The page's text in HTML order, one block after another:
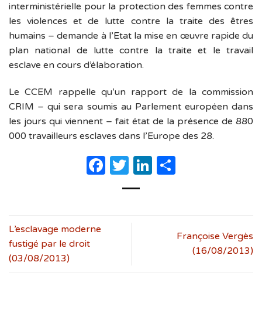
interministérielle pour la protection des femmes contre
les violences et de lutte contre la traite des êtres
humains – demande à l’Etat la mise en œuvre rapide du
plan national de lutte contre la traite et le travail
esclave en cours d’élaboration.
Le CCEM rappelle qu’un rapport de la commission
CRIM – qui sera soumis au Parlement européen dans
les jours qui viennent – fait état de la présence de 880
000 travailleurs esclaves dans l’Europe des 28.
Facebook
TwitterLinkedIn
L’esclavage moderne
fustigé par le droit
(03/08/2013)
Françoise Vergès
(16/08/2013)